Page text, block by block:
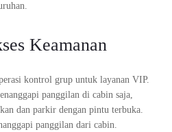
Keamanan
kontrol grup untuk layanan VIP.
panggilan di cabin saja,
dan parkir dengan pintu terbuka.
panggilan dari cabin.